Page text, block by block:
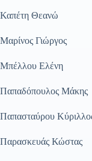
Καπέτη Θεανώ
Μαρίνος Γιώργος
Μπέλλου Ελένη
Παπαδόπουλος Μάκης
Παπασταύρου
Παρασκευάς Κώστας